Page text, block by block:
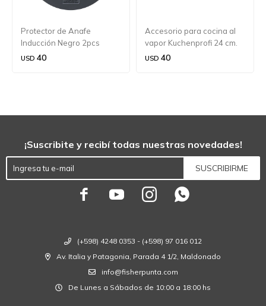
Protector de Anafe
Inducción Negro 2pcs
USD 40
Accesorio para cocina al
vapor Kuchenprofi 24 cm.
USD 40
(+598) 4248 0353 - (+598) 97 016 012
Av. Italia y Patagonia, Parada 4 1/2, Maldonado
info@fisherpunta.com
De Lunes a Sábados de 10:00 a 18:00 hs
¡Suscribite y recibí todas nuestras novedades!
SUSCRIBIRME
   